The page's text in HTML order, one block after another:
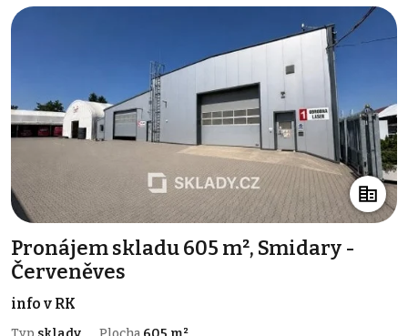
Pronájem skladu 605 m², Smidary -
Červeněves
info v RK